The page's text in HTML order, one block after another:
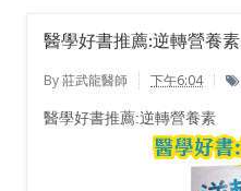
醫學好書推薦:逆轉營養素
By莊武龍醫師 下午6:04
醫學好書推薦:逆轉營養素